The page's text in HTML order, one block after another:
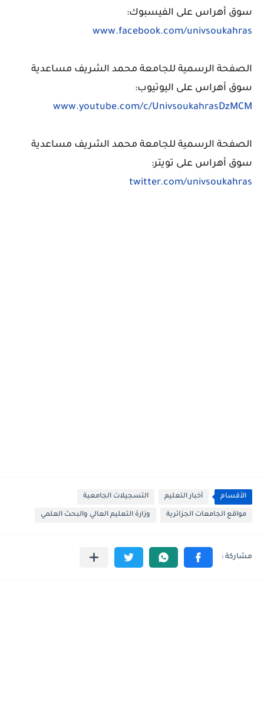
سوق أهراس على الفيسبوك:
www.facebook.com/univsoukahras
الصفحة الرسمية للجامعة محمد الشريف مساعدية
سوق أهراس على اليوتيوب:
www.youtube.com/c/UnivsoukahrasDzMCM
الصفحة الرسمية للجامعة محمد الشريف مساعدية
سوق أهراس على تويتر:
twitter.com/univsoukahras
الأقسام أخبار التعليم التسجيلات الجامعية
مواقع الجامعات الجزائرية وزارة التعليم العالي والبحث العلمي